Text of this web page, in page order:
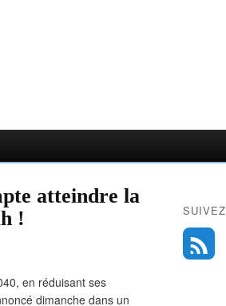
atteindre la
!
en réduisant ses
dimanche dans un